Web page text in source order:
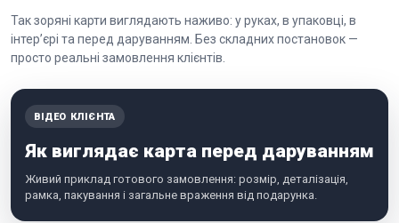
Так зоряні карти виглядають наживо: у руках, в упаковці, в
інтер’єрі та перед даруванням. Без складних постановок —
просто реальні замовлення клієнтів.
ВІДЕО КЛІЄНТА
Як виглядає карта перед даруванням
Живий приклад готового замовлення: розмір, деталізація,
рамка, пакування і загальне враження від подарунка.